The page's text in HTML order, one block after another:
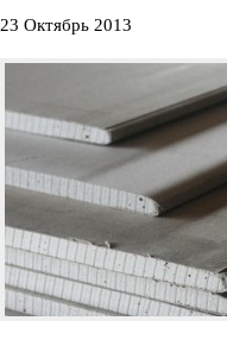
23 Октябрь 2013